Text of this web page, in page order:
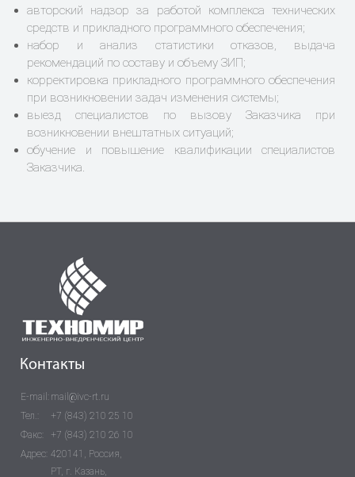
авторский надзор за работой комплекса технических
средств и прикладного программного обеспечения;
набор и анализ статистики отказов, выдача
рекомендаций по составу и объему ЗИП;
корректировка прикладного программного обеспечения
при возникновении задач изменения системы;
выезд специалистов по вызову Заказчика при
возникновении внештатных ситуаций;
обучение и повышение квалификации специалистов
Заказчика.
Контакты
E-mail: mail@ivc-rt.ru
Тел.:
+7 (843) 210 25 10
Факс:
+7 (843) 210 26 10
Адрес: 420141, Россия,
РТ, г. Казань,